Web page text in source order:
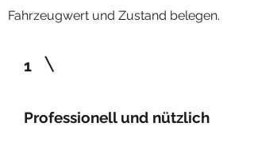
Fahrzeugwert und Zustand belegen.
1
Professionell und nützlich